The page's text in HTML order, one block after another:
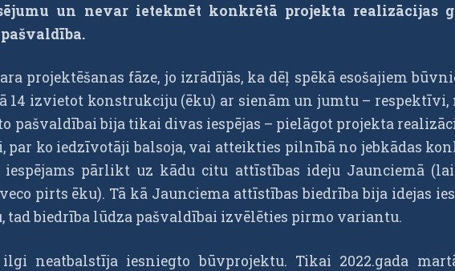
un nevar ietekmēt konkrētā projekta
projektēšanas fāze, jo izrādījās, ka dēļ spēkā esošajiem
14 izvietot konstrukciju (ēku) ar sienām un jumtu –
pašvaldībai bija tikai divas iespējas – pielāgot projekta
par ko iedzīvotāji balsoja, vai atteikties pilnībā no jebkādas
iespējams pārlikt uz kādu citu attīstības ideju Jaunciemā
pirts ēku). Tā kā Jaunciema attīstības biedrība bija idejas
tad biedrība lūdza pašvaldībai izvēlēties pirmo variantu.
neatbalstīja iesniegto būvprojektu. Tikai 2022.gada